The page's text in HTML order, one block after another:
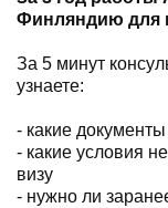
Финляндию для
За 5 минут
узнаете:
- какие
- какие условия
визу
- нужно ли